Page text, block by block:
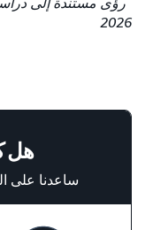
2026
هل
ساعدنا على